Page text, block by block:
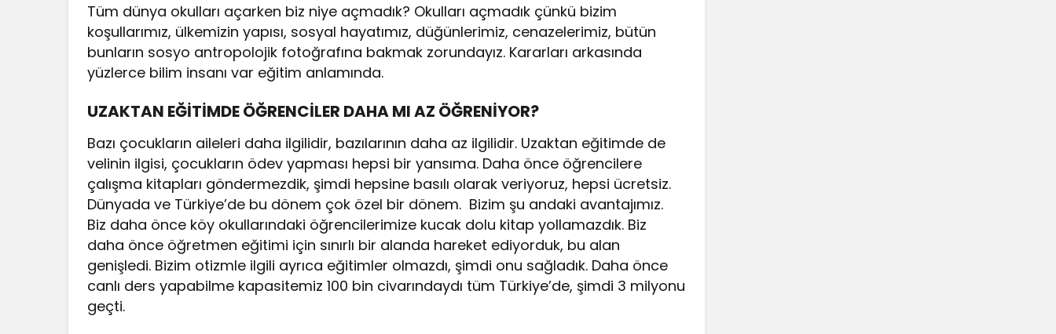
Tüm dünya okulları açarken biz niye açmadık? Okulları açmadık çünkü bizim
koşullarımız, ülkemizin yapısı, sosyal hayatımız, düğünlerimiz, cenazelerimiz, bütün
bunların sosyo antropolojik fotoğrafına bakmak zorundayız. Kararları arkasında
yüzlerce bilim insanı var eğitim anlamında.
UZAKTAN EĞİTİMDE ÖĞRENCİLER DAHA MI AZ ÖĞRENİYOR?
Bazı çocukların aileleri daha ilgilidir, bazılarının daha az ilgilidir. Uzaktan eğitimde de
velinin ilgisi, çocukların ödev yapması hepsi bir yansıma. Daha önce öğrencilere
çalışma kitapları göndermezdik, şimdi hepsine basılı olarak veriyoruz, hepsi ücretsiz.
Dünyada ve Türkiye’de bu dönem çok özel bir dönem. Bizim şu andaki avantajımız.
Biz daha önce köy okullarındaki öğrencilerimize kucak dolu kitap yollamazdık. Biz
daha önce öğretmen eğitimi için sınırlı bir alanda hareket ediyorduk, bu alan
genişledi. Bizim otizmle ilgili ayrıca eğitimler olmazdı, şimdi onu sağladık. Daha önce
canlı ders yapabilme kapasitemiz 100 bin civarındaydı tüm Türkiye’de, şimdi 3 milyonu
geçti.